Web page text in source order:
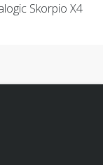
Skorpio X4